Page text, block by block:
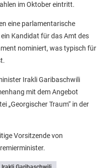
im Oktober eintritt.
eine parlamentarische
Kandidat für das Amt des
nominiert, was typisch für
Irakli Garibaschwili
mit dem Angebot
„Georgischer Traum“ in der
Vorsitzende von